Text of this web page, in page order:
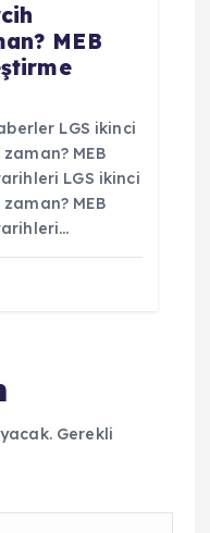
MEB
LGS ikinci
MEB
LGS ikinci
MEB
Gerekli